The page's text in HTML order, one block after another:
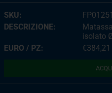
isolato
€384,21